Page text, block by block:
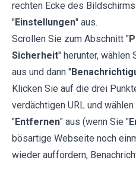
rechten Ecke des
"Einstellungen" aus.
Scrollen Sie zum Abschnitt "
Sicherheit" herunter, wählen
aus und dann "
Klicken Sie auf die drei
verdächtigen URL und wählen
"Entfernen" aus (wenn Sie "
bösartige Webseite noch
wieder auffordern,